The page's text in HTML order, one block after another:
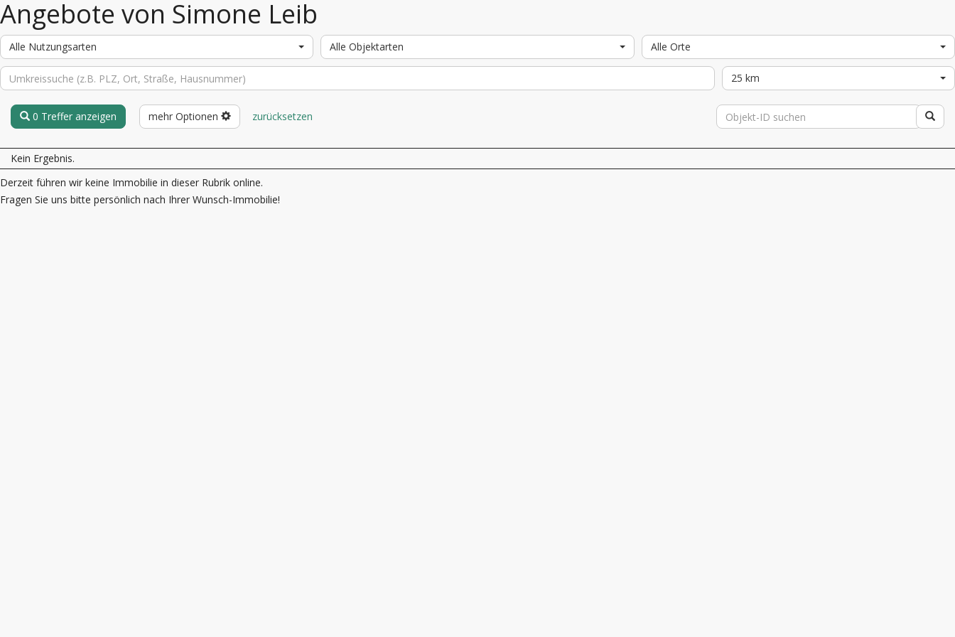
Angebote von Simone Leib
Alle Nutzungsarten Alle Objektarten Alle Orte
25 km
0 Treffer anzeigen mehr Optionen zurücksetzen
Kein Ergebnis.
Derzeit führen wir keine Immobilie in dieser Rubrik online.
Fragen Sie uns bitte persönlich nach Ihrer Wunsch-Immobilie!